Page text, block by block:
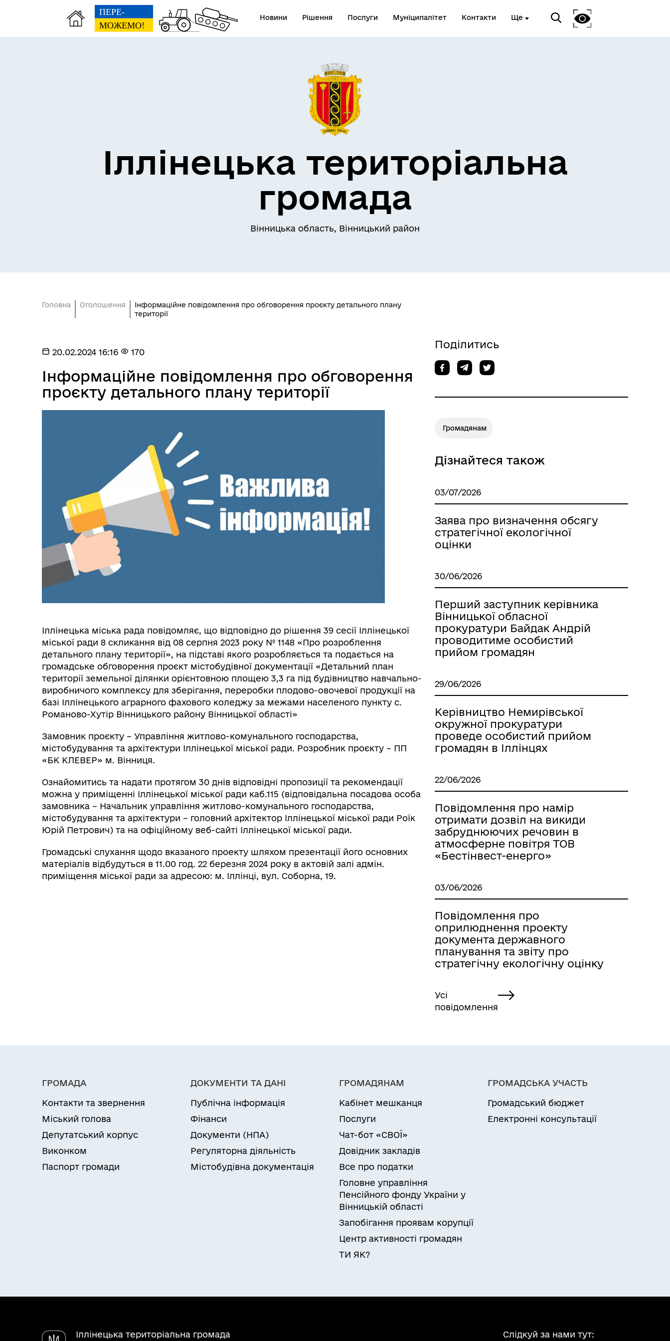
Новини Рішення Послуги Муніципалітет Контакти Ще
Іллінецька територіальна
громада
Вінницька область, Вінницький район
Головна Оголошення
Інформаційне повідомлення про обговорення проєкту детального плану
території
20.02.2024 16:16 170
Інформаційне повідомлення про обговорення
проєкту детального плану території
Іллінецька міська рада повідомляє, що відповідно до рішення 39 сесії Іллінецької
міської ради 8 скликання від 08 серпня 2023 року № 1148 «Про розроблення
детального плану території», на підставі якого розробляється та подається на
громадське обговорення проєкт містобудівної документації «Детальний план
території земельної ділянки орієнтовною площею 3,3 га під будівництво навчально-
виробничого комплексу для зберігання, переробки плодово-овочевої продукції на
базі Іллінецького аграрного фахового коледжу за межами населеного пункту с.
Романово-Хутір Вінницького району Вінницької області»
Замовник проєкту – Управління житлово-комунального господарства,
містобудування та архітектури Іллінецької міської ради. Розробник проєкту – ПП
«БК КЛЕВЕР» м. Вінниця.
Ознайомитись та надати протягом 30 днів відповідні пропозиції та рекомендації
можна у приміщенні Іллінецької міської ради каб.115 (відповідальна посадова особа
замовника – Начальник управління житлово-комунального господарства,
містобудування та архітектури – головний архітектор Іллінецької міської ради Роїк
Юрій Петрович) та на офіційному веб-сайті Іллінецької міської ради.
Громадські слухання щодо вказаного проекту шляхом презентації його основних
матеріалів відбудуться в 11.00 год. 22 березня 2024 року в актовій залі адмін.
приміщення міської ради за адресою: м. Іллінці, вул. Соборна, 19.
Поділитись
Громадянам
Дізнайтеся також
03/07/2026
Заява про визначення обсягу
стратегічної екологічної
оцінки
30/06/2026
Перший заступник керівника
Вінницької обласної
прокуратури Байдак Андрій
проводитиме особистий
прийом громадян
29/06/2026
Керівництво Немирівської
окружної прокуратури
проведе особистий прийом
громадян в Іллінцях
22/06/2026
Повідомлення про намір
отримати дозвіл на викиди
забруднюючих речовин в
атмосферне повітря ТОВ
«Бестінвест-енерго»
03/06/2026
Повідомлення про
оприлюднення проекту
документа державного
планування та звіту про
стратегічну екологічну оцінку
Усі
повідомлення
ГРОМАДА
Контакти та звернення
Міський голова
Депутатський корпус
Виконком
Паспорт громади
ДОКУМЕНТИ ТА ДАНІ
Публічна інформація
Фінанси
Документи (НПА)
Регуляторна діяльність
Містобудівна документація
ГРОМАДЯНАМ
Кабінет мешканця
Послуги
Чат-бот «СВОЇ»
Довідник закладів
Все про податки
Головне управління
Пенсійного фонду України у
Вінницькій області
Запобігання проявам корупції
Центр активності громадян
ТИ ЯК?
ГРОМАДСЬКА УЧАСТЬ
Громадський бюджет
Електронні консультації
Іллінецька територіальна громада Слідкуй за нами тут: